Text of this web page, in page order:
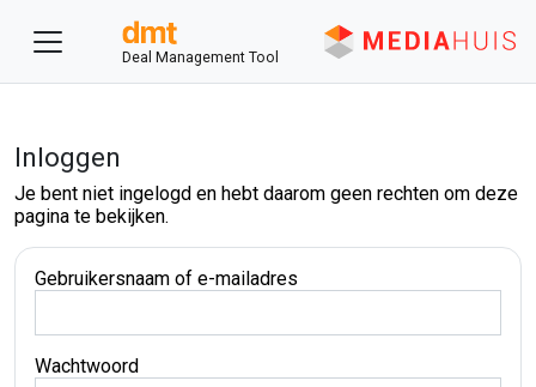
Deal Management Tool
Inloggen
Je bent niet ingelogd en hebt daarom geen rechten om deze
pagina te bekijken.
Gebruikersnaam of e-mailadres
Wachtwoord